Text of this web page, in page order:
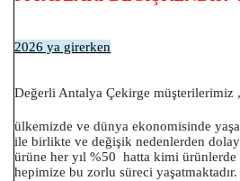
2026 ya girerken
Değerli Antalya Çekirge müşterilerimiz ,
ülkemizde ve dünya ekonomisinde
ile birlikte ve değişik nedenlerden
ürüne her yıl %50 hatta kimi
hepimize bu zorlu süreci